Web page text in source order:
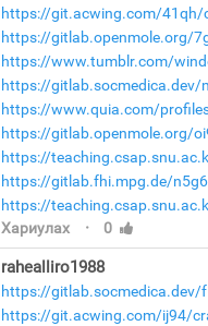
https://git.acwing.com/
https://gitlab.openmole.org/
https://www.tumblr.com/
https://
https://www.quia.com/
https://gitlab.openmole.org/
https://
https://gitlab.fhi.mpg.de/
https://
Хариулах · 0
rahealliro1988
https://
https://git.acwing.com/ij94/